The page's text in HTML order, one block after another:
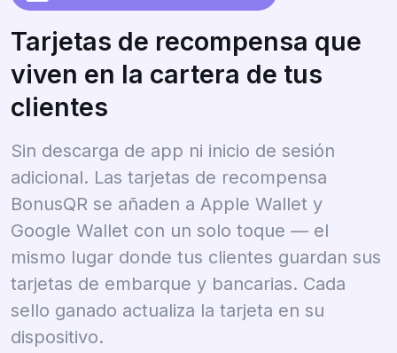
Tarjetas de recompensa que
viven en la cartera de tus
clientes
Sin descarga de app ni inicio de sesión
adicional. Las tarjetas de recompensa
BonusQR se añaden a Apple Wallet y
Google Wallet con un solo toque — el
mismo lugar donde tus clientes guardan sus
tarjetas de embarque y bancarias. Cada
sello ganado actualiza la tarjeta en su
dispositivo.